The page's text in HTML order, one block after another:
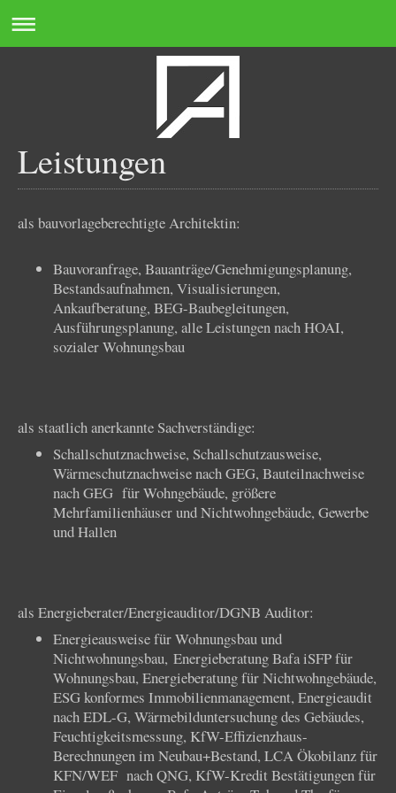
Leistungen
als bauvorlageberechtigte Architektin:
Bauvoranfrage, Bauanträge/Genehmigungsplanung,
Bestandsaufnahmen, Visualisierungen,
Ankaufberatung, BEG-Baubegleitungen,
Ausführungsplanung, alle Leistungen nach HOAI,
sozialer Wohnungsbau
als staatlich anerkannte Sachverständige:
Schallschutznachweise, Schallschutzausweise,
Wärmeschutznachweise nach GEG, Bauteilnachweise
nach GEG für Wohngebäude, größere
Mehrfamilienhäuser und Nichtwohngebäude, Gewerbe
und Hallen
als Energieberater/Energieauditor/DGNB Auditor:
Energieausweise für Wohnungsbau und
Nichtwohnungsbau, Energieberatung Bafa iSFP für
Wohnungsbau, Energieberatung für Nichtwohngebäude,
ESG konformes Immobilienmanagement, Energieaudit
nach EDL-G, Wärmebilduntersuchung des Gebäudes,
Feuchtigkeitsmessung, KfW-Effizienzhaus-
Berechnungen im Neubau+Bestand, LCA Ökobilanz für
KFN/WEF nach QNG, KfW-Kredit Bestätigungen für